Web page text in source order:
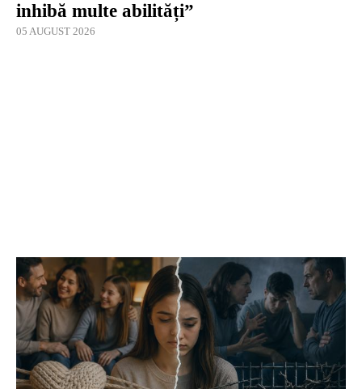
inhibă multe abilități”
05 AUGUST 2026